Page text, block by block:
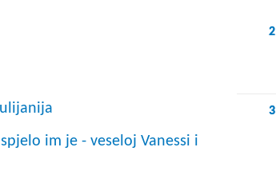
im je - veseloj Vanessi i
2
3